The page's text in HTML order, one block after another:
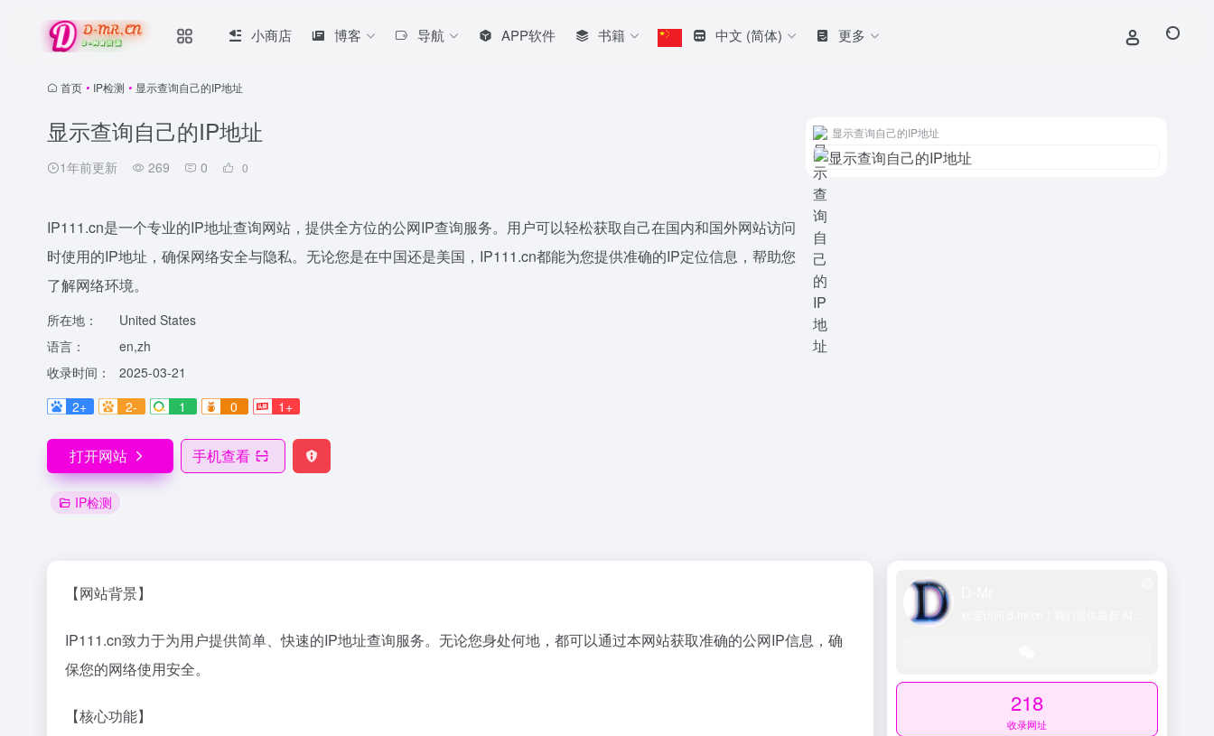
小商店 博客 导航 APP软件 书籍 中文 (简体) 更多
首页 • IP检测 • 显示查询自己的IP地址
显示查询自己的IP地址
1年前更新 269 0 0
IP111.cn是一个专业的IP地址查询网站，提供全方位的公网IP查询服务。用户可以轻松获取自己在国内和国外网站访问
时使用的IP地址，确保网络安全与隐私。无论您是在中国还是美国，IP111.cn都能为您提供准确的IP定位信息，帮助您
了解网络环境。
所在地：
United States
语言：
en,zh
收录时间：
2025-03-21
2+
2- 1 0 1+
打开网站 手机查看
IP检测
显示查询自己的IP地址
【网站背景】
IP111.cn致力于为用户提供简单、快速的IP地址查询服务。无论您身处何地，都可以通过本网站获取准确的公网IP信息，确
保您的网络使用安全。
【核心功能】 218
收录网址